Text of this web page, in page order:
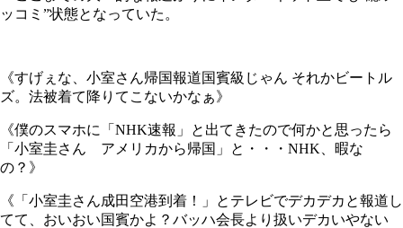
ッコミ”状態となっていた。
《すげぇな、小室さん帰国報道国賓級じゃん それかビートル
ズ。法被着て降りてこないかなぁ》
《僕のスマホに「NHK速報」と出てきたので何かと思ったら
「小室圭さん アメリカから帰国」と・・・NHK、暇な
の？》
《「小室圭さん成田空港到着！」とテレビでデカデカと報道し
てて、おいおい国賓かよ？バッハ会長より扱いデカいやない